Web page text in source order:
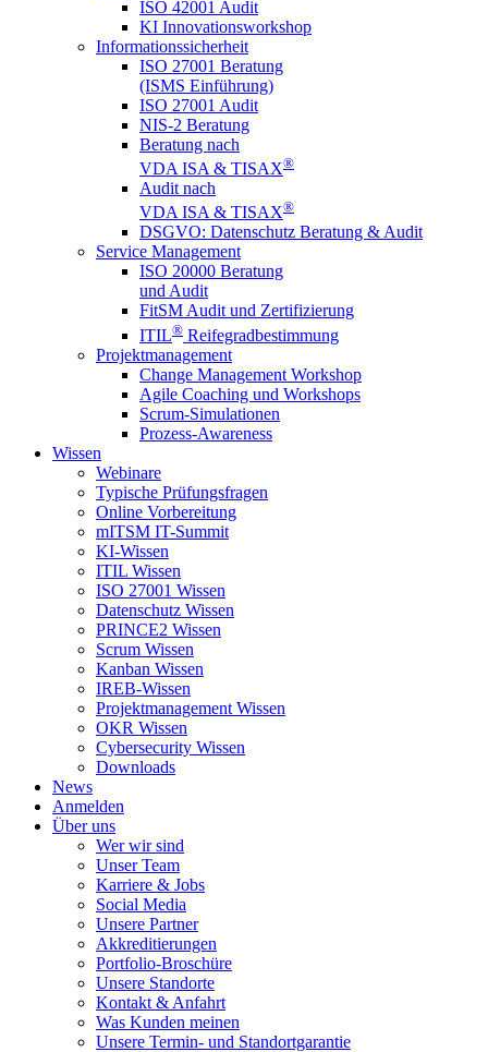
ISO 42001 Audit
KI Innovationsworkshop
Informationssicherheit
ISO 27001 Beratung
(ISMS Einführung)
ISO 27001 Audit
NIS-2 Beratung
Beratung nach
VDA ISA & TISAX®
Audit nach
VDA ISA & TISAX®
DSGVO: Datenschutz Beratung & Audit
Service Management
ISO 20000 Beratung
und Audit
FitSM Audit und Zertifizierung
ITIL® Reifegradbestimmung
Projektmanagement
Change Management Workshop
Agile Coaching und Workshops
Scrum-Simulationen
Prozess-Awareness
Wissen
Webinare
Typische Prüfungsfragen
Online Vorbereitung
mITSM IT-Summit
KI-Wissen
ITIL Wissen
ISO 27001 Wissen
Datenschutz Wissen
PRINCE2 Wissen
Scrum Wissen
Kanban Wissen
IREB-Wissen
Projektmanagement Wissen
OKR Wissen
Cybersecurity Wissen
Downloads
News
Anmelden
Über uns
Wer wir sind
Unser Team
Karriere & Jobs
Social Media
Unsere Partner
Akkreditierungen
Portfolio-Broschüre
Unsere Standorte
Kontakt & Anfahrt
Was Kunden meinen
Unsere Termin- und Standortgarantie